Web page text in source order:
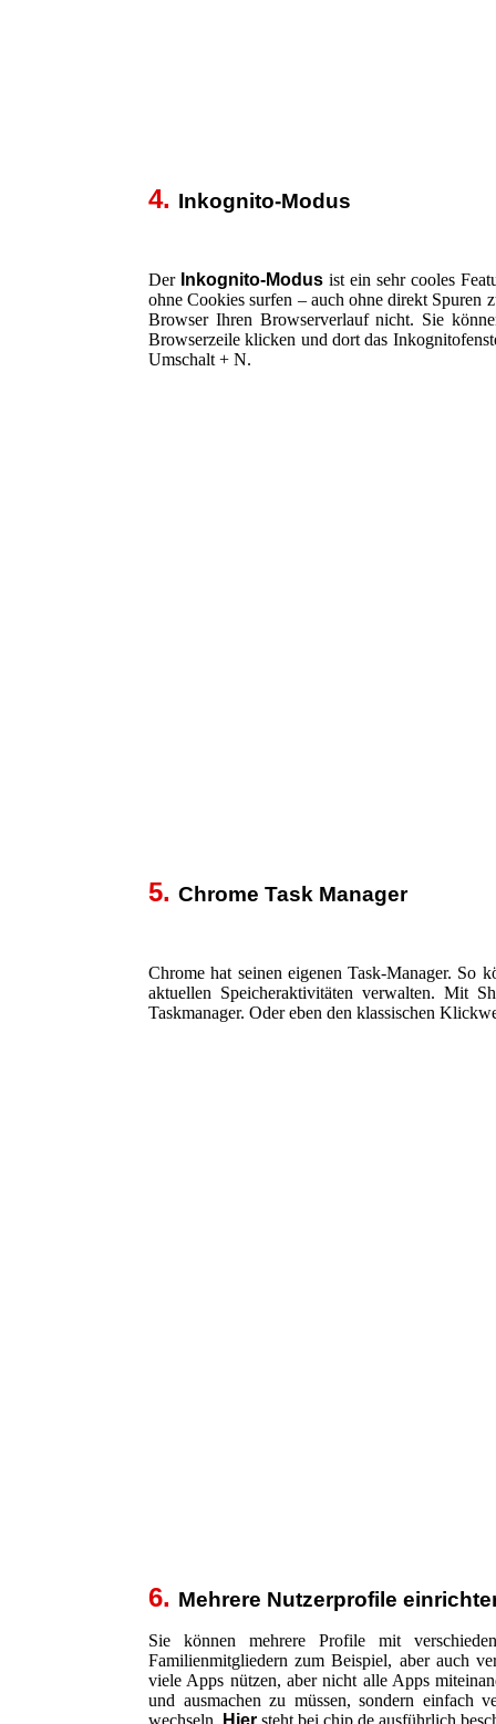
4. Inkognito-Modus
Der Inkognito-Modus ist ein sehr cooles
ohne Cookies surfen – auch ohne direkt Spuren
Browser Ihren Browserverlauf nicht. Sie
Browserzeile klicken und dort das
Umschalt + N.
5. Chrome Task Manager
Chrome hat seinen eigenen Task-Manager. So
aktuellen Speicheraktivitäten verwalten. Mit
Taskmanager. Oder eben den klassischen
6. Mehrere Nutzerprofile
Sie können mehrere Profile mit
Familienmitgliedern zum Beispiel, aber auch
viele Apps nützen, aber nicht alle Apps
und ausmachen zu müssen, sondern einfach
wechseln.
Hier steht bei chip.de ausführlich